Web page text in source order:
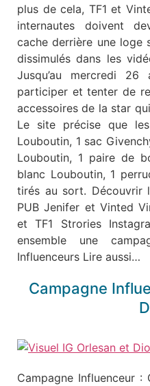
plus de cela, TF1 et
internautes doivent
cache derrière une loge
dissimulés dans les
Jusqu’au mercredi
participer et tenter de
accessoires de la star
Le site précise que
Louboutin, 1 sac
Louboutin, 1 paire de
blanc Louboutin, 1
tirés au sort. Découvrir
PUB Jenifer et Vinted
et TF1 Strories
ensemble une
Influenceurs Lire aussi…
Campagne
Campagne Influenceur